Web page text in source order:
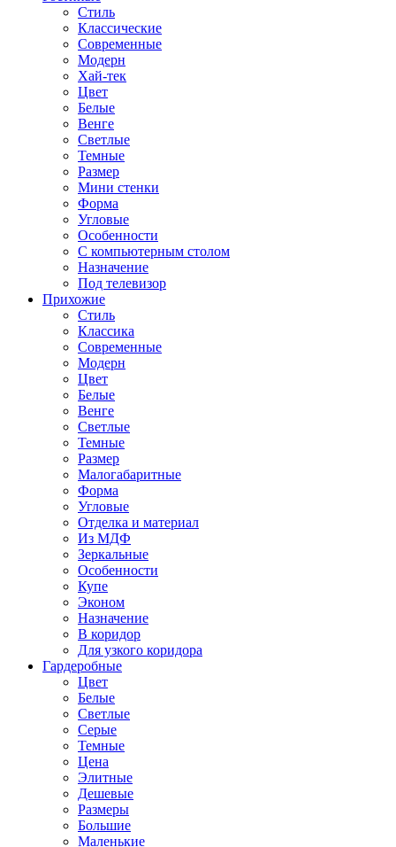
Стиль
Классические
Современные
Модерн
Хай-тек
Цвет
Белые
Венге
Светлые
Темные
Размер
Мини стенки
Форма
Угловые
Особенности
С компьютерным столом
Назначение
Под телевизор
Прихожие
Стиль
Классика
Современные
Модерн
Цвет
Белые
Венге
Светлые
Темные
Размер
Малогабаритные
Форма
Угловые
Отделка и материал
Из МДФ
Зеркальные
Особенности
Купе
Эконом
Назначение
В коридор
Для узкого коридора
Гардеробные
Цвет
Белые
Светлые
Серые
Темные
Цена
Элитные
Дешевые
Размеры
Большие
Маленькие